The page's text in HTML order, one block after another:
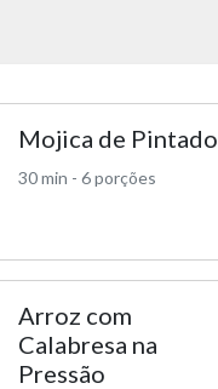
Mojica de Pintado
30 min - 6 porções
Arroz com
Calabresa na
Pressão